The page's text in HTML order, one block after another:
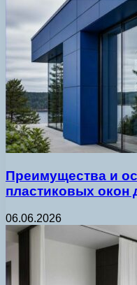
Преимущества и
пластиковых
06.06.2026